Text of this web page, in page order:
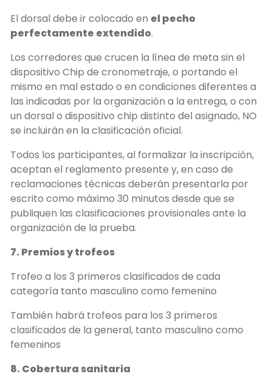
El dorsal debe ir colocado en el pecho
perfectamente extendido.
Los corredores que crucen la línea de meta sin el
dispositivo Chip de cronometraje, o portando el
mismo en mal estado o en condiciones diferentes a
las indicadas por la organización a la entrega, o con
un dorsal o dispositivo chip distinto del asignado, NO
se incluirán en la clasificación oficial.
Todos los participantes, al formalizar la inscripción,
aceptan el reglamento presente y, en caso de
reclamaciones técnicas deberán presentarla por
escrito como máximo 30 minutos desde que se
publiquen las clasificaciones provisionales ante la
organización de la prueba.
7. Premios y trofeos
Trofeo a los 3 primeros clasificados de cada
categoría tanto masculino como femenino
También habrá trofeos para los 3 primeros
clasificados de la general, tanto masculino como
femeninos
8. Cobertura sanitaria